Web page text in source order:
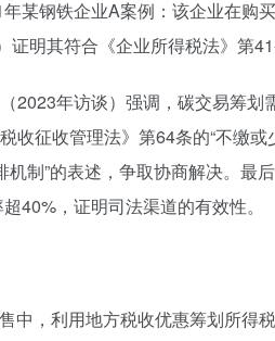
某钢铁企业A案例：该企业在购
明其符合《企业所得税法》第
年访谈）强调，碳交易筹
征收管理法》第64条的“不缴
制”的表述，争取协商解决。
40%，证明司法渠道的有效性。
，利用地方税收优惠筹划所